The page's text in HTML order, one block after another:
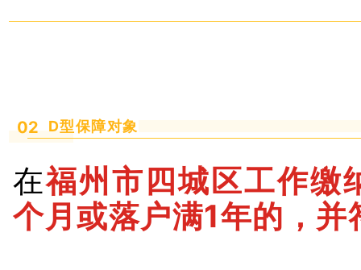
02 D型保障对象
在福州市四城区工作缴
个月或落户满1年的，